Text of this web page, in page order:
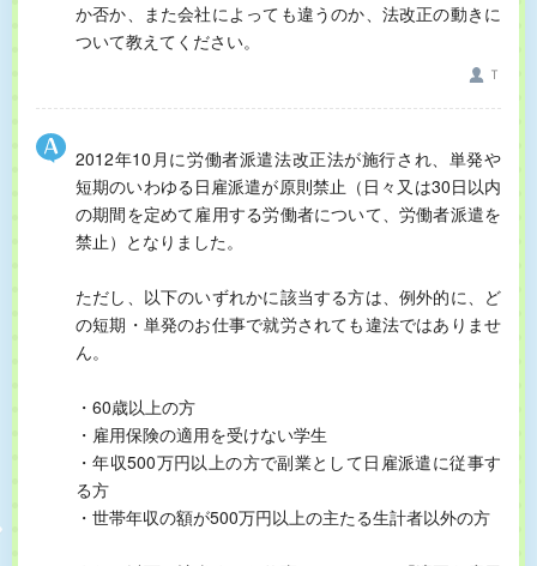
か否か、また会社によっても違うのか、法改正の動きに
ついて教えてください。
Ｔ
2012年10月に労働者派遣法改正法が施行され、単発や
短期のいわゆる日雇派遣が原則禁止（日々又は30日以内
の期間を定めて雇用する労働者について、労働者派遣を
禁止）となりました。
ただし、以下のいずれかに該当する方は、例外的に、ど
の短期・単発のお仕事で就労されても違法ではありませ
ん。
・60歳以上の方
・雇用保険の適用を受けない学生
・年収500万円以上の方で副業として日雇派遣に従事す
る方
・世帯年収の額が500万円以上の主たる生計者以外の方